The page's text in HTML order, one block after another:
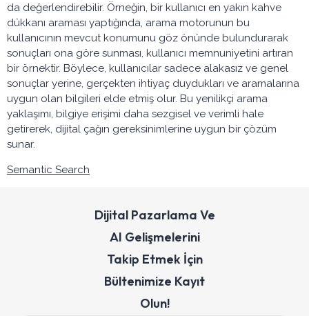
da değerlendirebilir. Örneğin, bir kullanıcı en yakın kahve
dükkanı araması yaptığında, arama motorunun bu
kullanıcının mevcut konumunu göz önünde bulundurarak
sonuçları ona göre sunması, kullanıcı memnuniyetini artıran
bir örnektir. Böylece, kullanıcılar sadece alakasız ve genel
sonuçlar yerine, gerçekten ihtiyaç duydukları ve aramalarına
uygun olan bilgileri elde etmiş olur. Bu yenilikçi arama
yaklaşımı, bilgiye erişimi daha sezgisel ve verimli hale
getirerek, dijital çağın gereksinimlerine uygun bir çözüm
sunar.
Semantic Search
Dijital Pazarlama Ve
AI Gelişmelerini
Takip Etmek İçin
Bültenimize Kayıt
Olun!